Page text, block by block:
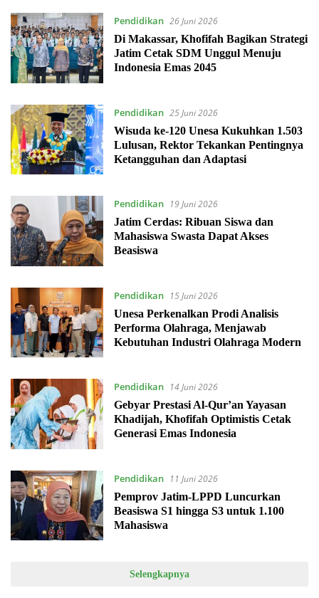
Pendidikan 26 Juni 2026
Di Makassar, Khofifah Bagikan Strategi
Jatim Cetak SDM Unggul Menuju
Indonesia Emas 2045
Pendidikan 25 Juni 2026
Wisuda ke-120 Unesa Kukuhkan 1.503
Lulusan, Rektor Tekankan Pentingnya
Ketangguhan dan Adaptasi
Pendidikan
19 Juni 2026
Jatim Cerdas: Ribuan Siswa dan
Mahasiswa Swasta Dapat Akses
Beasiswa
Pendidikan
15 Juni 2026
Unesa Perkenalkan Prodi Analisis
Performa Olahraga, Menjawab
Kebutuhan Industri Olahraga Modern
Pendidikan
14 Juni 2026
Gebyar Prestasi Al-Qur’an Yayasan
Khadijah, Khofifah Optimistis Cetak
Generasi Emas Indonesia
Pendidikan
11 Juni 2026
Pemprov Jatim-LPPD Luncurkan
Beasiswa S1 hingga S3 untuk 1.100
Mahasiswa
Selengkapnya